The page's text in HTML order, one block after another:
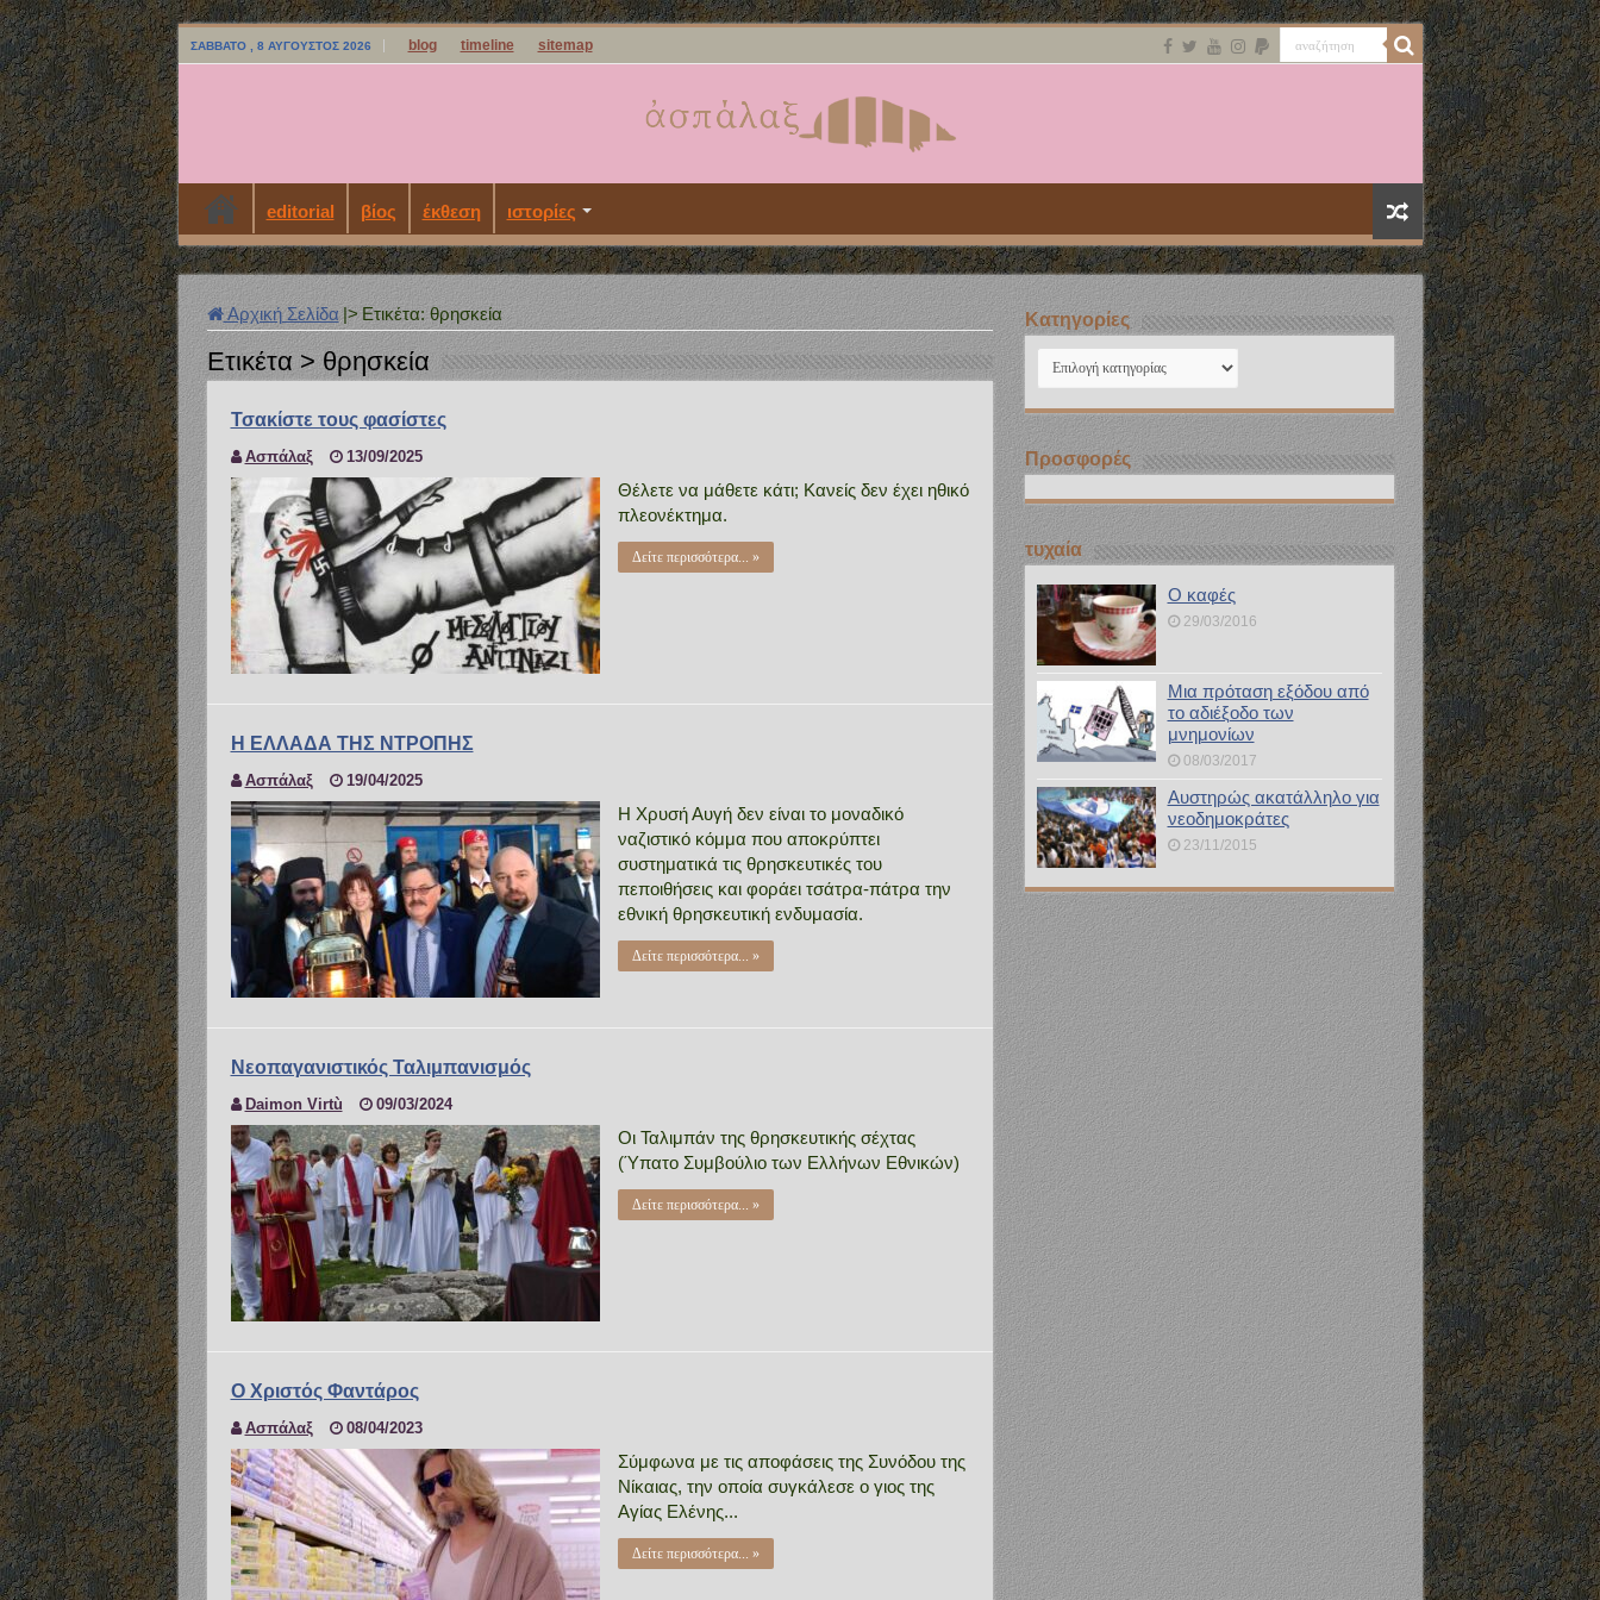
ΣΆΒΒΑΤΟ , 8 ΑΎΓΟΥΣΤΟΣ 2026 blog timeline sitemap
editorial βίος έκθεση ιστορίες
Αρχική Σελίδα |>Ετικέτα:θρησκεία
Ετικέτα >θρησκεία
Τσακίστε τους φασίστες
Ασπάλαξ 13/09/2025
Θέλετε να μάθετε κάτι; Κανείς δεν έχει ηθικό
πλεονέκτημα.
Δείτε περισσότερα... »
Η ΕΛΛΑΔΑ ΤΗΣ ΝΤΡΟΠΗΣ
Ασπάλαξ 19/04/2025
Η Χρυσή Αυγή δεν είναι το μοναδικό
ναζιστικό κόμμα που αποκρύπτει
συστηματικά τις θρησκευτικές του
πεποιθήσεις και φοράει τσάτρα-πάτρα την
εθνική θρησκευτική ενδυμασία.
Δείτε περισσότερα... »
Νεοπαγανιστικός Ταλιμπανισμός
Daimon Virtù 09/03/2024
Οι Ταλιμπάν της θρησκευτικής σέχτας
(Ύπατο Συμβούλιο των Ελλήνων Εθνικών)
Δείτε περισσότερα... »
Ο Χριστός Φαντάρος
Ασπάλαξ 08/04/2023
Σύμφωνα με τις αποφάσεις της Συνόδου της
Νίκαιας, την οποία συγκάλεσε ο γιος της
Αγίας Ελένης...
Δείτε περισσότερα... »
Kατηγορίες
Kατηγορίες
Προσφορές
τυχαία
Ο καφές
29/03/2016
Μια πρόταση εξόδου από
το αδιέξοδο των
μνημονίων
08/03/2017
Αυστηρώς ακατάλληλο για
νεοδημοκράτες
23/11/2015